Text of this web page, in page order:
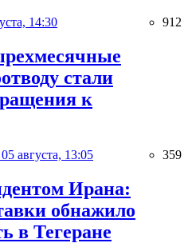
14:30 912
стали
к
05 августа, 13:05 359
Ирана:
обнажило
в Тегеране